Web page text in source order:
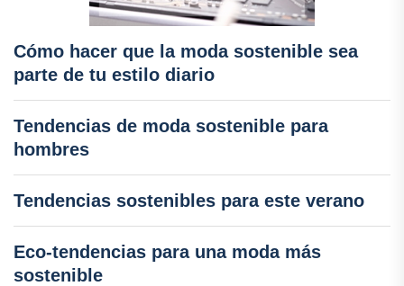
Cómo hacer que la moda sostenible sea
parte de tu estilo diario
Tendencias de moda sostenible para
hombres
Tendencias sostenibles para este verano
Eco-tendencias para una moda más
sostenible